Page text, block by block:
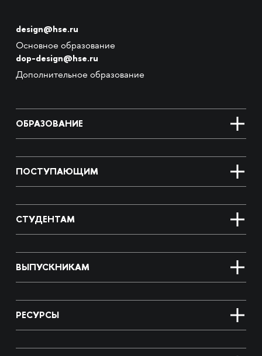
design@hse.ru
Основное образование
dop-design@hse.ru
Дополнительное образование
ОБРАЗОВАНИЕ
ПОСТУПАЮЩИМ
СТУДЕНТАМ
ВЫПУСКНИКАМ
РЕСУРСЫ